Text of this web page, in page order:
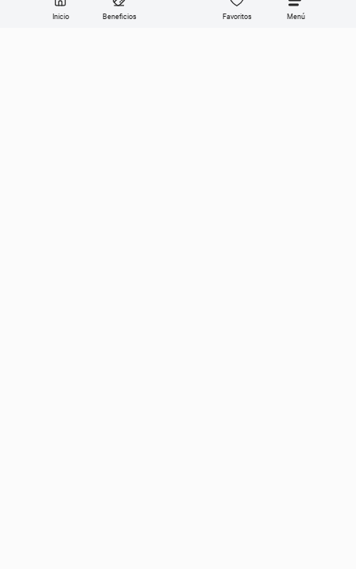
Inicio Beneficios Favoritos